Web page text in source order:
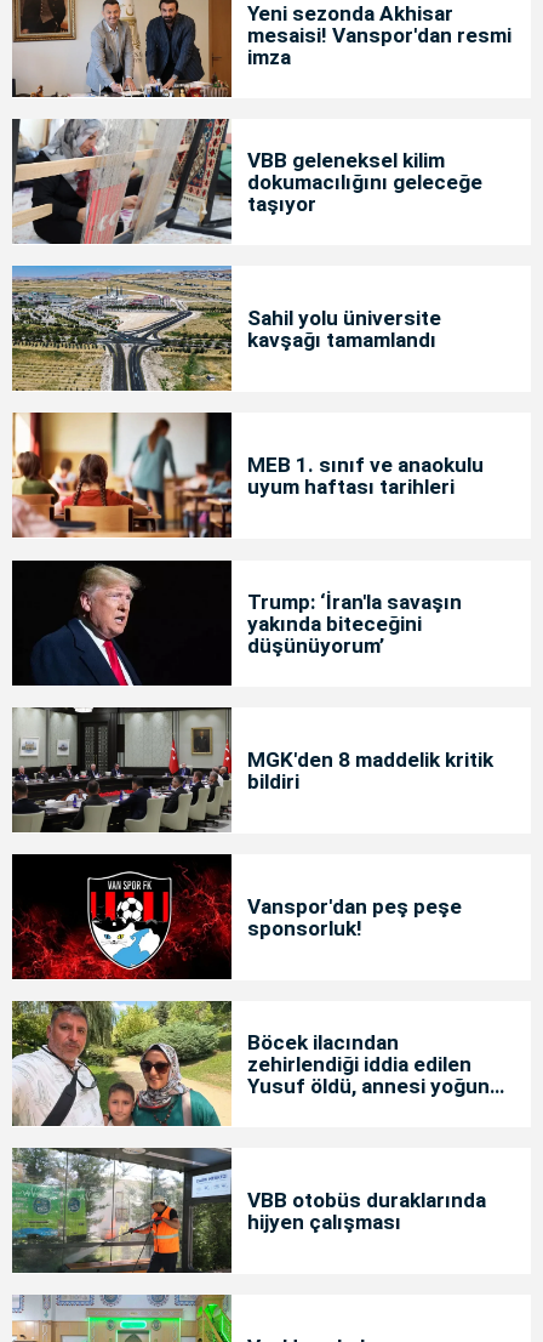
Yeni sezonda Akhisar
mesaisi! Vanspor'dan resmi
imza
VBB geleneksel kilim
dokumacılığını geleceğe
taşıyor
Sahil yolu üniversite
kavşağı tamamlandı
MEB 1. sınıf ve anaokulu
uyum haftası tarihleri
Trump: ‘İran'la savaşın
yakında biteceğini
düşünüyorum’
MGK'den 8 maddelik kritik
bildiri
Vanspor'dan peş peşe
sponsorluk!
Böcek ilacından
zehirlendiği iddia edilen
Yusuf öldü, annesi yoğun
VBB otobüs duraklarında
hijyen çalışması